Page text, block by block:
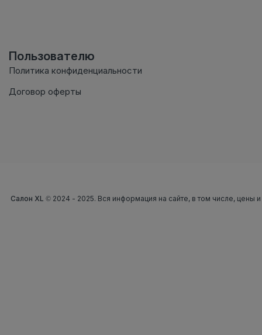
Пользователю
Политика конфиденциальности
Договор оферты
Салон XL © 2024 - 2025. Вся информация на сайте, в том числе, цены